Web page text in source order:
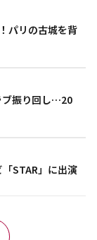
パリの古城を背
ブ振り回し…20
STAR」に出演